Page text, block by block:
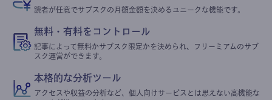
読者が任意でサブスクの月額金額を決めるユニークな機能です。
無料・有料をコントロール
記事によって無料かサブスク限定かを決められ、フリーミアムのサブ
スク運営ができます。
本格的な分析ツール
アクセスや収益の分析など、個人向けサービスとは思えない高機能な